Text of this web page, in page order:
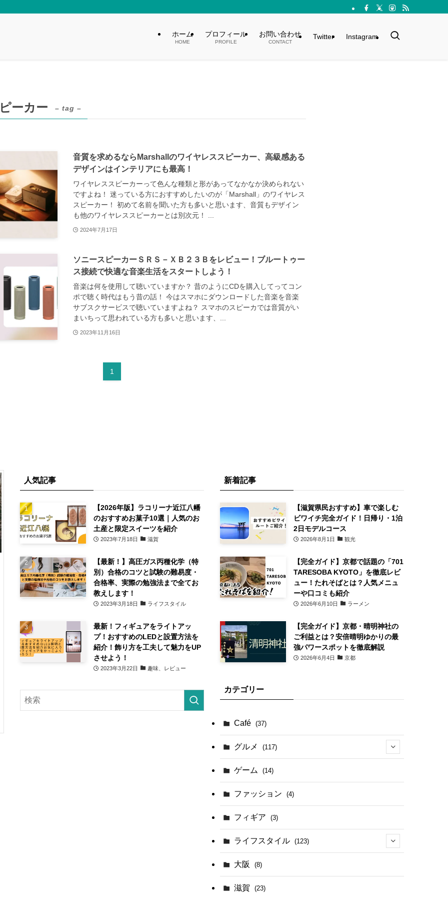
ホーム
HOME
プロフィール
PROFILE
お問い合わせ
CONTACT
Twitter Instagram
ーカー – tag –
音質を求めるならMarshallのワイヤレススピーカー、高級感ある
デザインはインテリアにも最高！
ワイヤレススピーカーって色んな種類と形があってなかなか決められない
ですよね！ 迷っている方におすすめしたいのが「Marshall」のワイヤレス
スピーカー！ 初めて名前を聞いた方も多いと思います、音質もデザイン
も他のワイヤレススピーカーとは別次元！ ...
2024年7月17日
ソニースピーカーＳＲＳ－ＸＢ２３Ｂをレビュー！ブルートゥー
ス接続で快適な音楽生活をスタートしよう！
音楽は何を使用して聴いていますか？ 昔のようにCDを購入してってコン
ポで聴く時代はもう昔の話！ 今はスマホにダウンロードした音楽を音楽
サブスクサービスで聴いていますよね？ スマホのスピーカでは音質がい
まいちって思われている方も多いと思います、...
2023年11月16日
1
人気記事
【2026年版】ラコリーナ近江八幡
のおすすめお菓子10選｜人気のお
土産と限定スイーツを紹介
2023年7月18日 滋賀
【最新！】高圧ガス丙種化学（特
別）合格のコツと試験の難易度・
合格率、実際の勉強法まで全てお
教えします！
2023年3月18日 ライフスタイル
最新！フィギュアをライトアッ
プ！おすすめのLEDと設置方法を
紹介！飾り方を工夫して魅力をUP
させよう！
2023年3月22日 趣味、レビュー
新着記事
【滋賀県民おすすめ】車で楽しむ
ビワイチ完全ガイド！日帰り・1泊
2日モデルコース
2026年8月1日 観光
【完全ガイド】京都で話題の「701
TARESOBA KYOTO」を徹底レビ
ュー！たれそばとは？人気メニュ
ーや口コミも紹介
2026年6月10日 ラーメン
【完全ガイド】京都・晴明神社の
ご利益とは？安倍晴明ゆかりの最
強パワースポットを徹底解説
2026年6月4日 京都
カテゴリー
Café (37)
グルメ (117)
(41)
(17)
(4)
ゲーム (14)
ファッション (4)
フィギア (3)
ライフスタイル (123)
(44)
大阪 (8)
滋賀 (23)